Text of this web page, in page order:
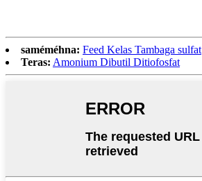
saméméhna: Feed Kelas Tambaga sulfat
Teras: Amonium Dibutil Ditiofosfat